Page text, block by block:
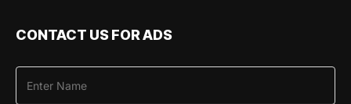
CONTACT US FOR ADS